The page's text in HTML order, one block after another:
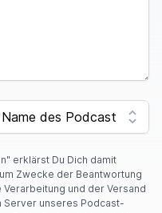
erklärst Du Dich damit
Zwecke der Beantwortung
und der Versand
Server unseres Podcast-